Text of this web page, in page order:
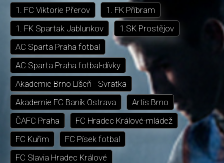
1. FC Viktorie Přerov
1. FK Příbram
1. FK Spartak Jablunkov
1.SK Prostějov
AC Sparta Praha fotbal
AC Sparta Praha fotbal-dívky
Akademie Brno Líšeň - Svratka
Akademie FC Baník Ostrava
Artis Brno
ČAFC Praha
FC Hradec Králové-mládež
FC Kuřim
FC Písek fotbal
FC Slavia Hradec Králové